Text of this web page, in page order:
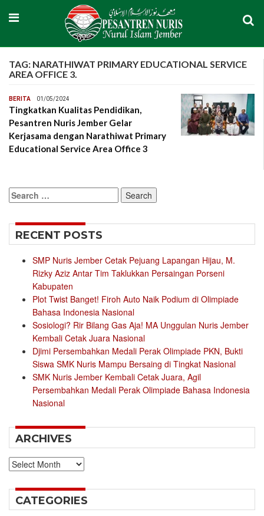
TAG: NARATHIWAT PRIMARY EDUCATIONAL SERVICE
AREA OFFICE 3.
BERITA 01/05/2024
Tingkatkan Kualitas Pendidikan,
Pesantren Nuris Jember Gelar
Kerjasama dengan Narathiwat Primary
Educational Service Area Office 3
Search
for:
RECENT POSTS
SMP Nuris Jember Cetak Pejuang Lapangan Hijau, M.
Rizky Aziz Antar Tim Taklukkan Persaingan Porseni
Kabupaten
Plot Twist Banget! Firoh Auto Naik Podium di Olimpiade
Bahasa Indonesia Nasional
Sosiologi? Rir Bilang Gas Aja! MA Unggulan Nuris Jember
Kembali Cetak Juara Nasional
Djimi Persembahkan Medali Perak Olimpiade PKN, Bukti
Siswa SMK Nuris Mampu Bersaing di Tingkat Nasional
SMK Nuris Jember Kembali Cetak Juara, Agil
Persembahkan Medali Perak Olimpiade Bahasa Indonesia
Nasional
ARCHIVES
Archives
CATEGORIES